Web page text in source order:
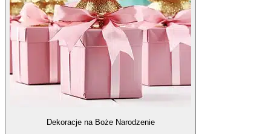
Dekoracje na Boże Narodzenie